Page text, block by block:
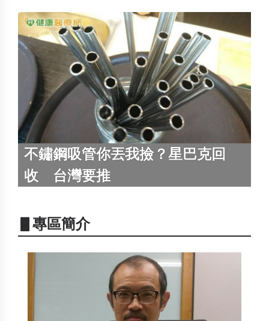
不鏽鋼吸管你丟我撿？星巴克回
收 台灣要推
▋專區簡介